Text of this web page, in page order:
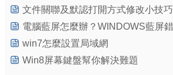
文件關聯及默認打開方式修改小技巧
win7怎麼設置局域網
Win8屏幕鍵盤幫你解決難題